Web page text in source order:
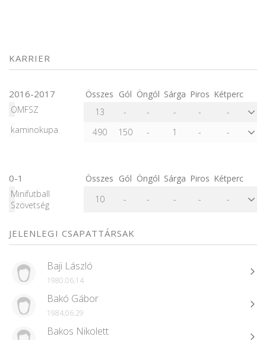
KARRIER
2016-2017 Összes Gól Öngól Sárga Piros Kétperc
OMFSZ
13 - - - -
-
kaminokupa
490 150 - 1 - -
0-1 Összes Gól Öngól Sárga Piros Kétperc
Minifutball
Szövetség
10 - - - - -
JELENLEGI CSAPATTÁRSAK
Baji László
1980.06.14
Bakó Gábor
1984.06.29
Bakos Nikolett